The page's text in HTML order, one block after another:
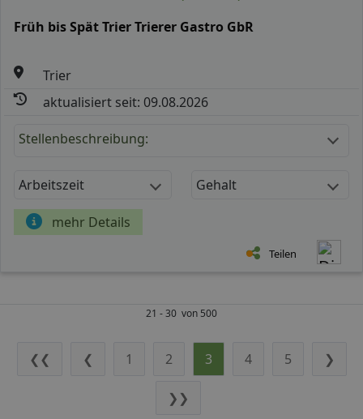
Früh bis Spät Trier Trierer Gastro GbR
Trier
aktualisiert seit: 09.08.2026
Stellenbeschreibung:
Arbeitszeit Gehalt
mehr Details
Teilen
21 - 30 von 500
❮❮ ❮ 1 2 3 4 5 ❯
❯❯